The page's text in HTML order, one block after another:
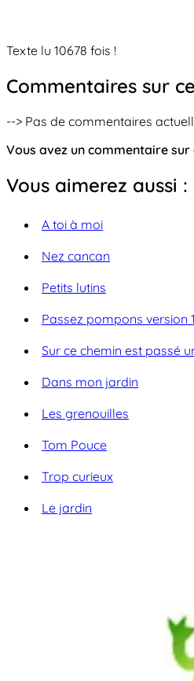
Texte lu 10678 fois !
Commentaires sur
--> Pas de commentaires
Vous avez un commentaire
Vous aimerez aussi :
A toi à moi
Nez cancan
Petits lutins
Passez pompons version 1
Sur ce chemin est passé
Dans mon jardin
Les grenouilles
Tom Pouce
Trop curieux
Le jardin